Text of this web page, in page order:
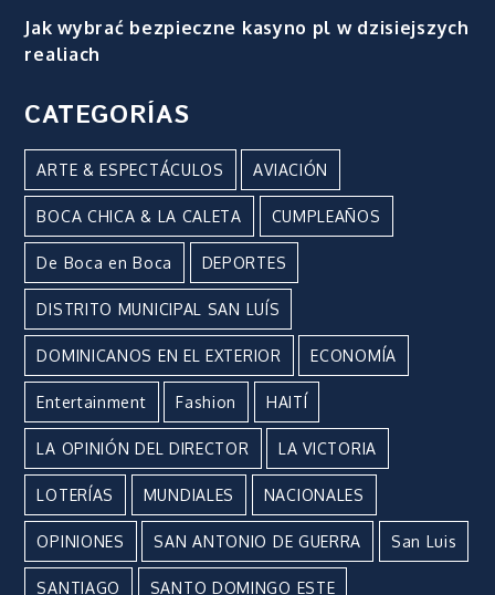
Jak wybrać bezpieczne kasyno pl w dzisiejszych
realiach
CATEGORÍAS
ARTE & ESPECTÁCULOS AVIACIÓN
BOCA CHICA & LA CALETA CUMPLEAÑOS
De Boca en Boca DEPORTES
DISTRITO MUNICIPAL SAN LUÍS
DOMINICANOS EN EL EXTERIOR ECONOMÍA
Entertainment Fashion HAITÍ
LA OPINIÓN DEL DIRECTOR LA VICTORIA
LOTERÍAS MUNDIALES NACIONALES
OPINIONES SAN ANTONIO DE GUERRA San Luis
SANTIAGO SANTO DOMINGO ESTE